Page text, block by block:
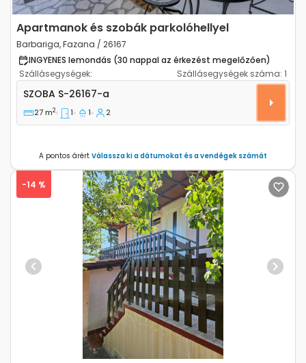
Apartmanok és szobák parkolóhellyel
Barbariga, Fazana / 26167
INGYENES lemondás (30 nappal az érkezést megelőzően)
Szállásegységek:
Szállásegységek száma: 1
Szoba Barbariga, Fazana S-26167-a
SZOBA S-26167-a
27 m2 1 1 2
A pontos árért Válassza ki a dátumokat és a vendégek számát
Previous Next
-14 %